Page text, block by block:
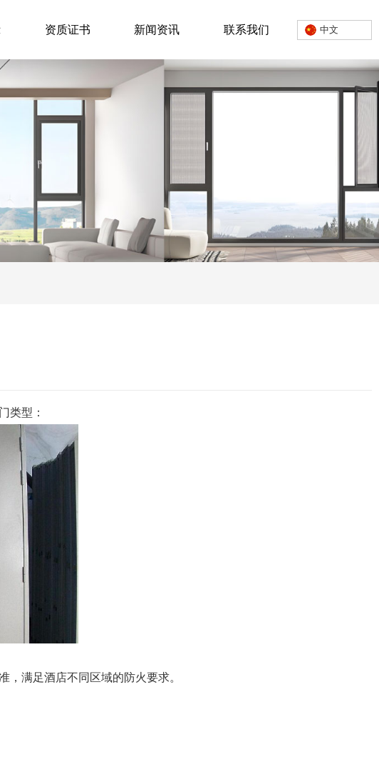
资质证书 新闻资讯 联系我们 中文
类型：
满足酒店不同区域的防火要求。